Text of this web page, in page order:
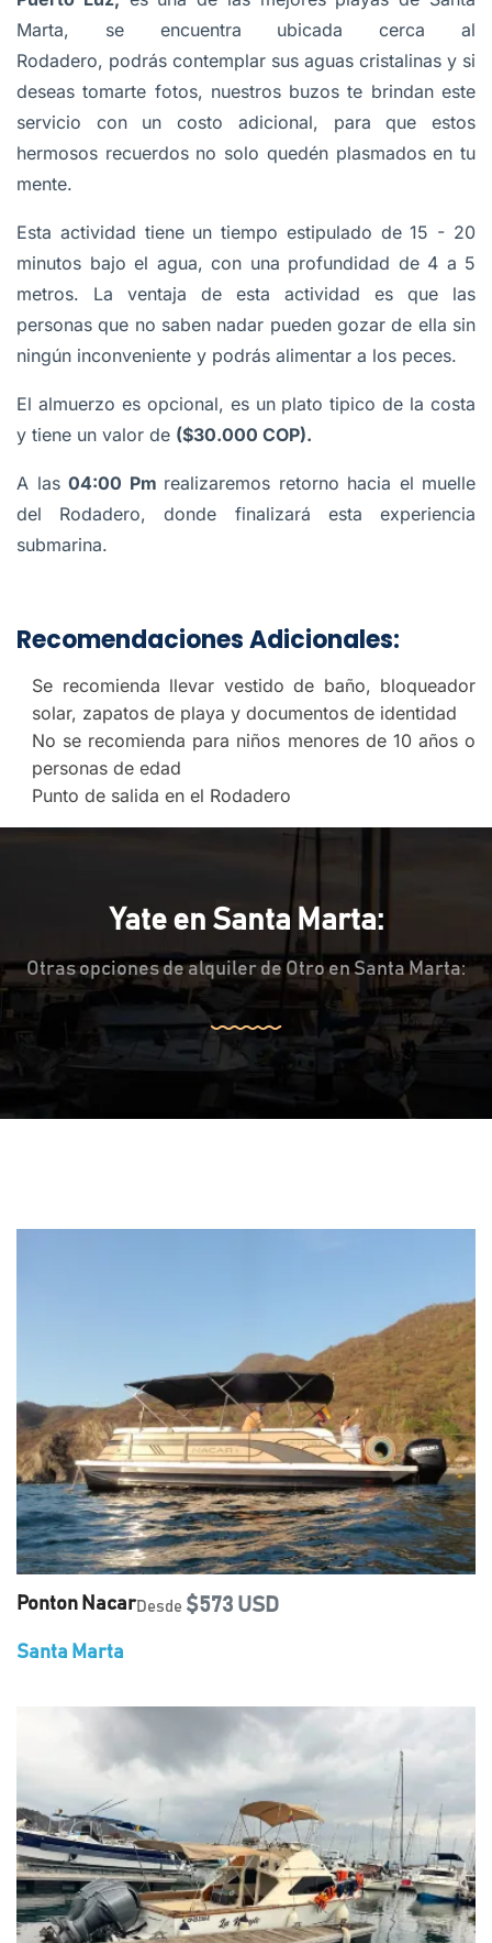
Marta, se encuentra ubicada cerca al
Rodadero, podrás contemplar sus aguas cristalinas y si
deseas tomarte fotos, nuestros buzos te brindan este
servicio con un costo adicional, para que estos
hermosos recuerdos no solo quedén plasmados en tu
mente.
Esta actividad tiene un tiempo estipulado de 15 - 20
minutos bajo el agua, con una profundidad de 4 a 5
metros. La ventaja de esta actividad es que las
personas que no saben nadar pueden gozar de ella sin
ningún inconveniente y podrás alimentar a los peces.
El almuerzo es opcional, es un plato tipico de la costa
y tiene un valor de ($30.000 COP).
A las 04:00 Pm realizaremos retorno hacia el muelle
del Rodadero, donde finalizará esta experiencia
submarina.
Recomendaciones Adicionales:
Se recomienda llevar vestido de baño, bloqueador
solar, zapatos de playa y documentos de identidad
No se recomienda para niños menores de 10 años o
personas de edad
Punto de salida en el Rodadero
Yate en Santa Marta:
Otras opciones de alquiler de Otro en Santa Marta:
Ponton NacarDesde $573 USD
Santa Marta